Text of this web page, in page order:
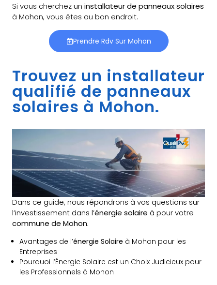
Si vous cherchez un installateur de panneaux solaires
à Mohon, vous êtes au bon endroit.
Prendre Rdv Sur Mohon
Trouvez un installateur
qualifié de panneaux
solaires à Mohon.
Dans ce guide, nous répondrons à vos questions sur
l’investissement dans l’énergie solaire à pour votre
commune de Mohon.
Avantages de l’énergie Solaire à Mohon pour les
Entreprises
Pourquoi l’Énergie Solaire est un Choix Judicieux pour
les Professionnels à Mohon